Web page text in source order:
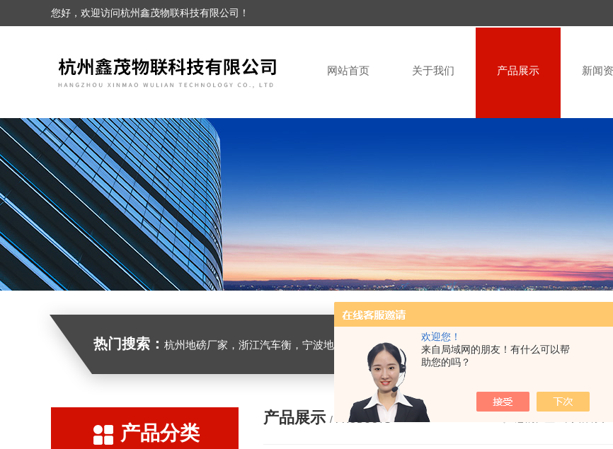
欢迎您！
来自局域网的朋友！有什么可以帮
助您的吗？
您好，欢迎访问杭州鑫茂物联科技有限公司！
网站首页 关于我们 产品展示 新闻
热门搜索： 杭州地磅厂家，浙江汽车衡，宁波地磅价格，浙江地磅维修，杭州地磅，宁波地磅，湖州地磅
产品分类
产品展示 / PRODUCTS